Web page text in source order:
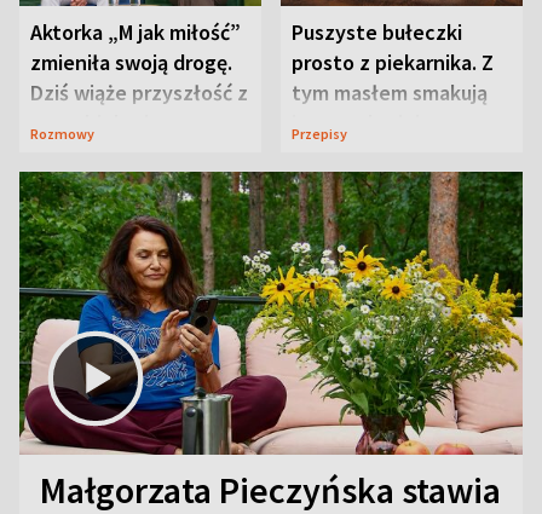
Aktorka „M jak miłość”
zmieniła swoją drogę.
Dziś wiąże przyszłość z
neurobiologią
Rozmowy
Puszyste bułeczki
prosto z piekarnika. Z
tym masłem smakują
jeszcze lepiej
Przepisy
Małgorzata Pieczyńska stawia